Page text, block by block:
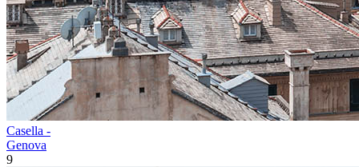
Casella -
Genova
9